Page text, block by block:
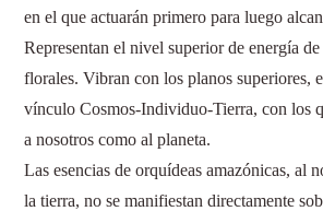
en el que actuarán primero para luego
Representan el nivel superior de energía de
florales. Vibran con los planos superiores,
vínculo Cosmos-Individuo-Tierra, con los
a nosotros como al planeta.
Las esencias de orquídeas amazónicas, al
la tierra, no se manifiestan directamente